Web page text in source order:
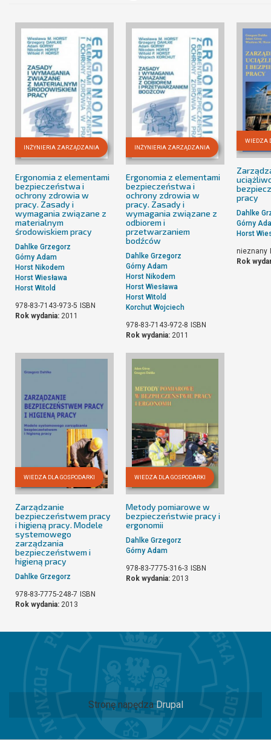
INŻYNIERIA ZARZĄDZANIA
Ergonomia z elementami
bezpieczeństwa i
ochrony zdrowia w
pracy. Zasady i
wymagania związane z
materialnym
środowiskiem pracy
Dahlke Grzegorz
Górny Adam
Horst Nikodem
Horst Wiesława
Horst Witold
978-83-7143-973-5 ISBN
Rok wydania: 2011
INŻYNIERIA ZARZĄDZANIA
Ergonomia z elementami
bezpieczeństwa i
ochrony zdrowia w
pracy. Zasady i
wymagania związane z
odbiorem i
przetwarzaniem
bodźców
Dahlke Grzegorz
Górny Adam
Horst Nikodem
Horst Wiesława
Horst Witold
Korchut Wojciech
978-83-7143-972-8 ISBN
Rok wydania: 2011
WIEDZA
pracy
Dahlke
Górny
Horst
nieznany
Rok
WIEDZA DLA GOSPODARKI
Zarządzanie
bezpieczeństwem pracy
i higieną pracy. Modele
systemowego
zarządzania
bezpieczeństwem i
higieną pracy
Dahlke Grzegorz
978-83-7775-248-7 ISBN
Rok wydania: 2013
WIEDZA DLA GOSPODARKI
Metody pomiarowe w
bezpieczeństwie pracy i
ergonomii
Dahlke Grzegorz
Górny Adam
978-83-7775-316-3 ISBN
Rok wydania: 2013
Stronę napędza Drupal